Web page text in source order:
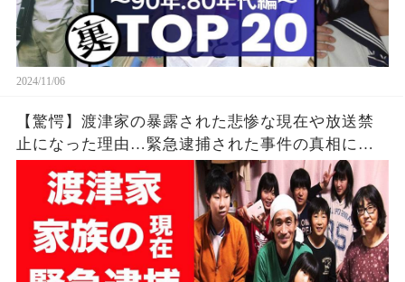
2024/11/06
【驚愕】渡津家の暴露された悲惨な現在や放送禁
止になった理由…緊急逮捕された事件の真相に一
同驚愕！『大家族』三女の遥が施設送りにした子
供らの現在に驚きを隠せない…！